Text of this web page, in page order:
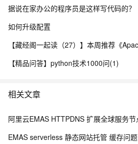
据说在家办公的程序员是这样写代码的？
如何升级配置
【精品问答】python技术1000问(1)
相关文章
EMAS serverless 静态网站托管 缓存问题